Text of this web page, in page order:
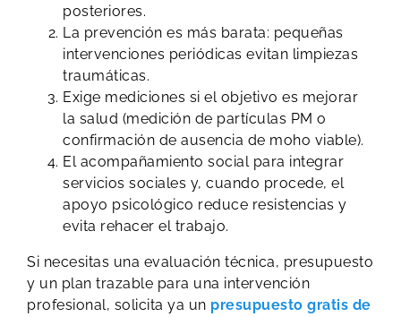
posteriores.
La prevención es más barata: pequeñas
intervenciones periódicas evitan limpiezas
traumáticas.
Exige mediciones si el objetivo es mejorar
la salud (medición de partículas PM o
confirmación de ausencia de moho viable).
El acompañamiento social para integrar
servicios sociales y, cuando procede, el
apoyo psicológico reduce resistencias y
evita rehacer el trabajo.
Si necesitas una evaluación técnica, presupuesto
y un plan trazable para una intervención
profesional, solicita ya un presupuesto gratis de